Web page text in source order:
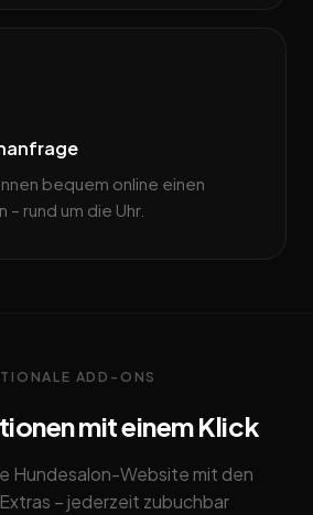
bequem online einen
– rund um die Uhr.
ADD-ONS
mit einem Klick
Hundesalon-Website mit den
– jederzeit zubuchbar